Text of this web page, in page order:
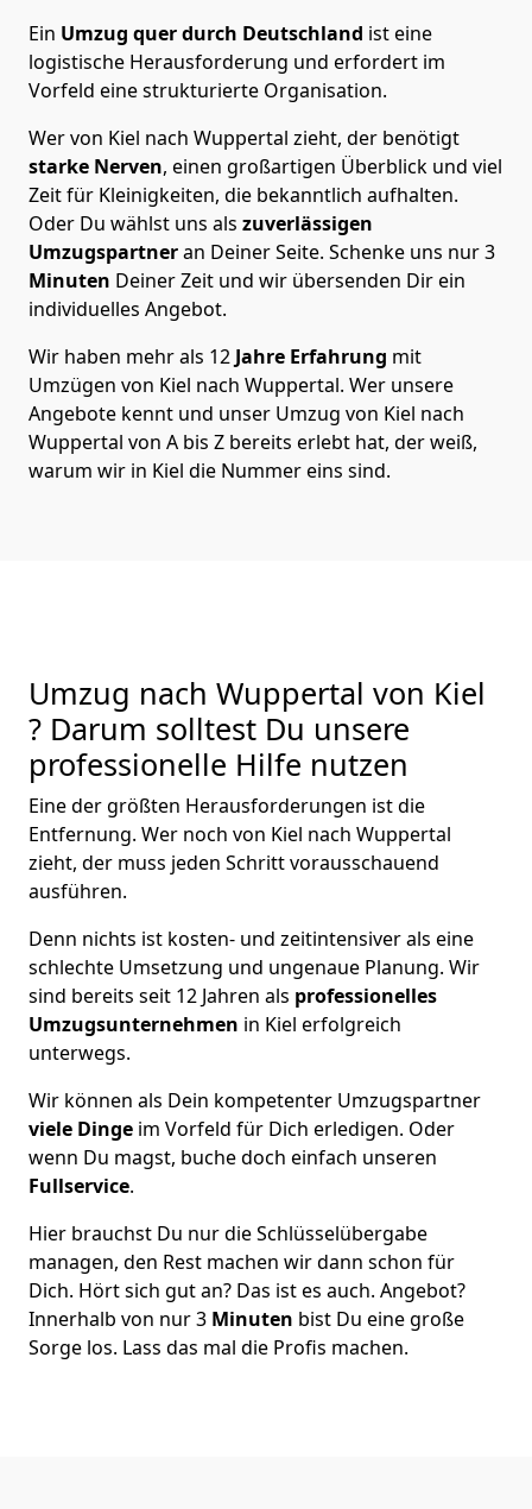
Ein Umzug quer durch Deutschland ist eine
logistische Herausforderung und erfordert im
Vorfeld eine strukturierte Organisation.
Wer von Kiel nach Wuppertal zieht, der benötigt
starke Nerven, einen großartigen Überblick und viel
Zeit für Kleinigkeiten, die bekanntlich aufhalten.
Oder Du wählst uns als zuverlässigen
Umzugspartneran Deiner Seite. Schenke uns nur3
Minuten Deiner Zeit und wir übersenden Dir ein
individuelles Angebot.
Wir haben mehr als 12 Jahre Erfahrung mit
Umzügen von Kiel nach Wuppertal. Wer unsere
Angebote kennt und unser Umzug von Kiel nach
Wuppertal von A bis Z bereits erlebt hat, der weiß,
warum wir in Kiel die Nummer eins sind.
Umzug nach Wuppertal von Kiel
? Darum solltest Du unsere
professionelle Hilfe nutzen
Eine der größten Herausforderungen ist die
Entfernung. Wer noch von Kiel nach Wuppertal
zieht, der muss jeden Schritt vorausschauend
ausführen.
Denn nichts ist kosten- und zeitintensiver als eine
schlechte Umsetzung und ungenaue Planung. Wir
sind bereits seit 12 Jahren als professionelles
Umzugsunternehmen in Kiel erfolgreich
unterwegs.
Wir können als Dein kompetenter Umzugspartner
viele Dinge im Vorfeld für Dich erledigen. Oder
wenn Du magst, buche doch einfach unseren
Fullservice.
Hier brauchst Du nur die Schlüsselübergabe
managen, den Rest machen wir dann schon für
Dich. Hört sich gut an? Das ist es auch. Angebot?
Innerhalb von nur 3 Minuten bist Du eine große
Sorge los. Lass das mal die Profis machen.